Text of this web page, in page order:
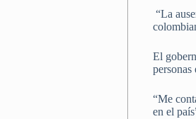
“La
El
personas
“Me
en el